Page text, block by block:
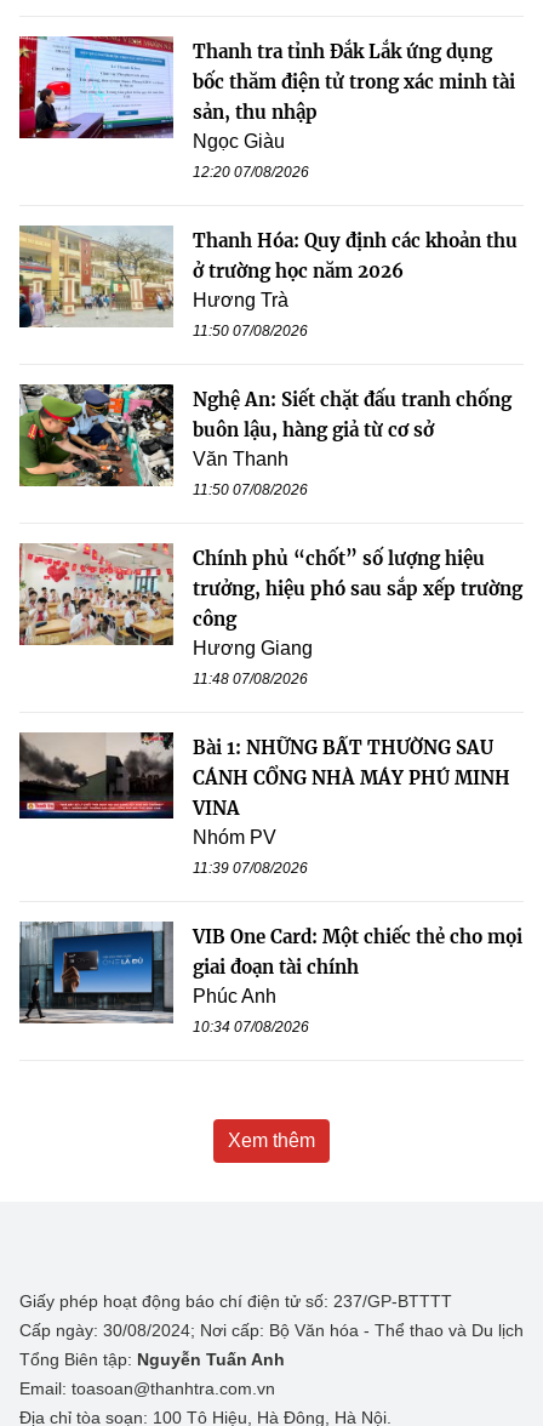
Thanh tra tỉnh Đắk Lắk ứng dụng
bốc thăm điện tử trong xác minh tài
sản, thu nhập
Ngọc Giàu
12:20 07/08/2026
Thanh Hóa: Quy định các khoản thu
ở trường học năm 2026
Hương Trà
11:50 07/08/2026
Nghệ An: Siết chặt đấu tranh chống
buôn lậu, hàng giả từ cơ sở
Văn Thanh
11:50 07/08/2026
Chính phủ “chốt” số lượng hiệu
trưởng, hiệu phó sau sắp xếp trường
công
Hương Giang
11:48 07/08/2026
Bài 1: NHỮNG BẤT THƯỜNG SAU
CÁNH CỔNG NHÀ MÁY PHÚ MINH
VINA
Nhóm PV
11:39 07/08/2026
VIB One Card: Một chiếc thẻ cho mọi
giai đoạn tài chính
Phúc Anh
10:34 07/08/2026
Xem thêm
Giấy phép hoạt động báo chí điện tử số: 237/GP-BTTTT
Cấp ngày: 30/08/2024; Nơi cấp: Bộ Văn hóa - Thể thao và Du lịch
Tổng Biên tập: Nguyễn Tuấn Anh
Email: toasoan@thanhtra.com.vn
Địa chỉ tòa soạn: 100 Tô Hiệu, Hà Đông, Hà Nội.